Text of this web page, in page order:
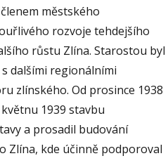
městského
rozvoje tehdejšího
růstu Zlína. Starostou byl
dalšími regionálními
zlínského. Od prosince 1938
1939 stavbu
a prosadil budování
Zlína, kde účinně podporoval